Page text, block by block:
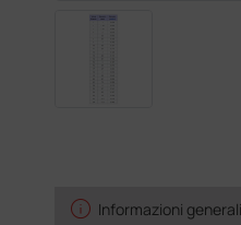
info Informazioni generali